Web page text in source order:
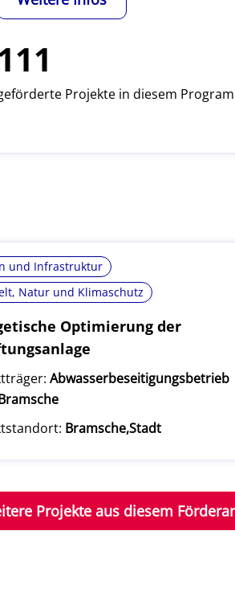
Projekte in diesem
und Infrastruktur
Natur und Klimaschutz
Optimierung der
Abwasserbeseitigungsbetrieb
Bramsche,Stadt
Projekte aus diesem